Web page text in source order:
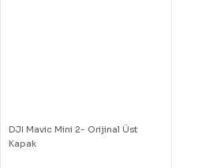
DJI Mavic Mini 2- Orijinal Üst
Kapak